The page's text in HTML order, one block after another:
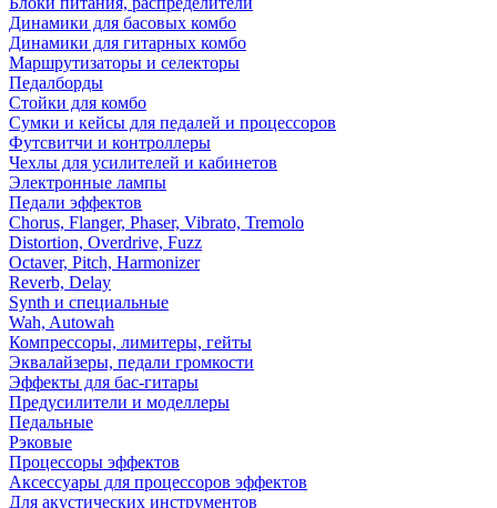
Динамики для басовых комбо
Динамики для гитарных комбо
Маршрутизаторы и селекторы
Педалборды
Стойки для комбо
Сумки и кейсы для педалей и процессоров
Футсвитчи и контроллеры
Чехлы для усилителей и кабинетов
Электронные лампы
Педали эффектов
Chorus, Flanger, Phaser, Vibrato, Tremolo
Distortion, Overdrive, Fuzz
Octaver, Pitch, Harmonizer
Reverb, Delay
Synth и специальные
Wah, Autowah
Компрессоры, лимитеры, гейты
Эквалайзеры, педали громкости
Эффекты для бас-гитары
Предусилители и моделлеры
Педальные
Рэковые
Процессоры эффектов
Аксессуары для процессоров эффектов
Для акустических инструментов